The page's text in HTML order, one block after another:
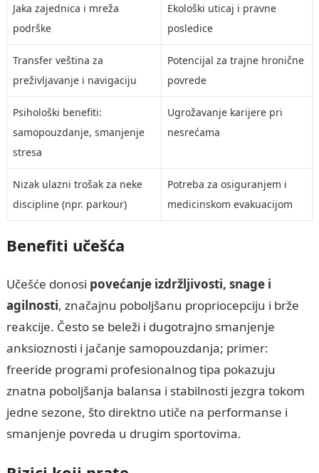
Jaka zajednica i mreža
podrške
Ekološki uticaj i pravne
posledice
Transfer veština za
preživljavanje i navigaciju
Potencijal za trajne hronične
povrede
Psihološki benefiti:
samopouzdanje, smanjenje
stresa
Ugrožavanje karijere pri
nesrećama
Nizak ulazni trošak za neke
discipline (npr. parkour)
Potreba za osiguranjem i
medicinskom evakuacijom
Benefiti učešća
Učešće donosi povećanje izdržljivosti, snage i
agilnosti, značajnu poboljšanu propriocepciju i brže
reakcije. Često se beleži i dugotrajno smanjenje
anksioznosti i jačanje samopouzdanja; primer:
freeride programi profesionalnog tipa pokazuju
znatna poboljšanja balansa i stabilnosti jezgra tokom
jedne sezone, što direktno utiče na performanse i
smanjenje povreda u drugim sportovima.